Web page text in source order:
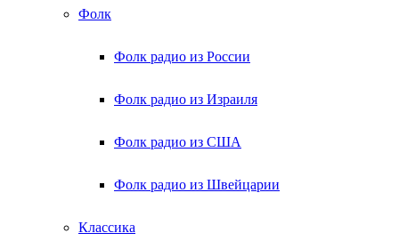
Фолк
Фолк радио из России
Фолк радио из Израиля
Фолк радио из США
Фолк радио из Швейцарии
Классика